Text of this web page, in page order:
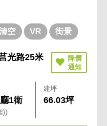
空 VR 街景
光路25米
1衛
))
建坪
66.03坪